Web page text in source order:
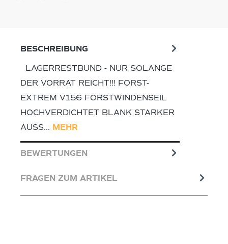
BESCHREIBUNG
LAGERRESTBUND - NUR SOLANGE
DER VORRAT REICHT!!! FORST-
EXTREM V156 FORSTWINDENSEIL
HOCHVERDICHTET BLANK STARKER
AUSS… MEHR
BEWERTUNGEN
FRAGEN ZUM ARTIKEL